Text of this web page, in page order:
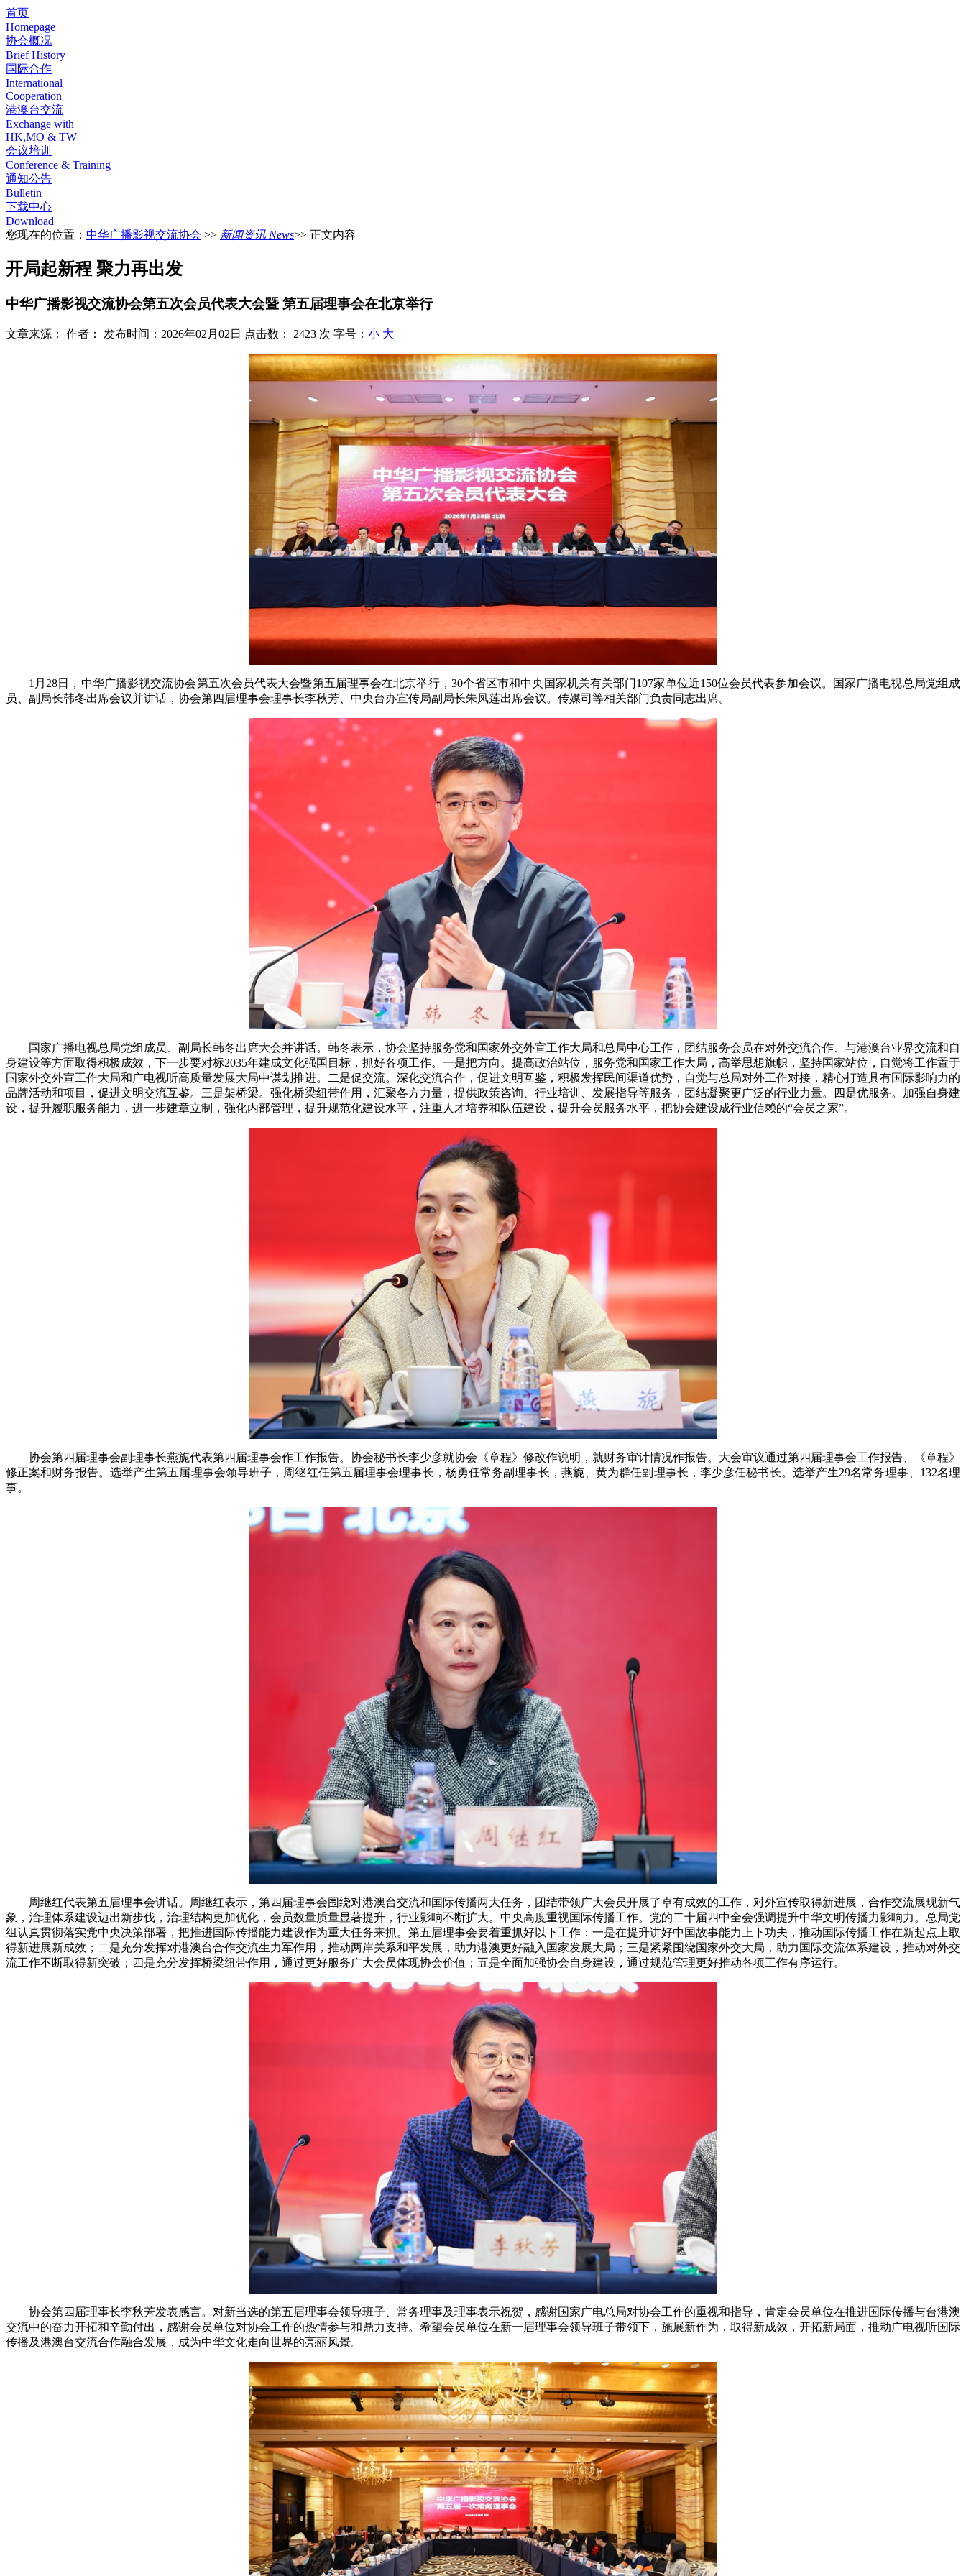
首页
Homepage
协会概况
Brief History
国际合作
International
Cooperation
港澳台交流
Exchange with
HK,MO & TW
会议培训
Conference & Training
通知公告
Bulletin
下载中心
Download
您现在的位置： 中华广播影视交流协会 >> 新闻资讯 News>> 正文内容
开局起新程 聚力再出发
中华广播影视交流协会第五次会员代表大会暨 第五届理事会在北京举行
文章来源： 作者： 发布时间：2026年02月02日 点击数： 2423 次 字号： 小 大
1月28日，中华广播影视交流协会第五次会员代表大会暨第五届理事会在北京举行，30个省区市和中央国家机关有关部门107家单位近150位会员代表参加会议。国家广播电视总局党组成
员、副局长韩冬出席会议并讲话，协会第四届理事会理事长李秋芳、中央台办宣传局副局长朱凤莲出席会议。传媒司等相关部门负责同志出席。
国家广播电视总局党组成员、副局长韩冬出席大会并讲话。韩冬表示，协会坚持服务党和国家外交外宣工作大局和总局中心工作，团结服务会员在对外交流合作、与港澳台业界交流和自
身建设等方面取得积极成效，下一步要对标2035年建成文化强国目标，抓好各项工作。一是把方向。提高政治站位，服务党和国家工作大局，高举思想旗帜，坚持国家站位，自觉将工作置于
国家外交外宣工作大局和广电视听高质量发展大局中谋划推进。二是促交流。深化交流合作，促进文明互鉴，积极发挥民间渠道优势，自觉与总局对外工作对接，精心打造具有国际影响力的
品牌活动和项目，促进文明交流互鉴。三是架桥梁。强化桥梁纽带作用，汇聚各方力量，提供政策咨询、行业培训、发展指导等服务，团结凝聚更广泛的行业力量。四是优服务。加强自身建
设，提升履职服务能力，进一步建章立制，强化内部管理，提升规范化建设水平，注重人才培养和队伍建设，提升会员服务水平，把协会建设成行业信赖的“会员之家”。
协会第四届理事会副理事长燕旎代表第四届理事会作工作报告。协会秘书长李少彦就协会《章程》修改作说明，就财务审计情况作报告。大会审议通过第四届理事会工作报告、《章程》
修正案和财务报告。选举产生第五届理事会领导班子，周继红任第五届理事会理事长，杨勇任常务副理事长，燕旎、黄为群任副理事长，李少彦任秘书长。选举产生29名常务理事、132名理
事。
周继红代表第五届理事会讲话。周继红表示，第四届理事会围绕对港澳台交流和国际传播两大任务，团结带领广大会员开展了卓有成效的工作，对外宣传取得新进展，合作交流展现新气
象，治理体系建设迈出新步伐，治理结构更加优化，会员数量质量显著提升，行业影响不断扩大。中央高度重视国际传播工作。党的二十届四中全会强调提升中华文明传播力影响力。总局党
组认真贯彻落实党中央决策部署，把推进国际传播能力建设作为重大任务来抓。第五届理事会要着重抓好以下工作：一是在提升讲好中国故事能力上下功夫，推动国际传播工作在新起点上取
得新进展新成效；二是充分发挥对港澳台合作交流生力军作用，推动两岸关系和平发展，助力港澳更好融入国家发展大局；三是紧紧围绕国家外交大局，助力国际交流体系建设，推动对外交
流工作不断取得新突破；四是充分发挥桥梁纽带作用，通过更好服务广大会员体现协会价值；五是全面加强协会自身建设，通过规范管理更好推动各项工作有序运行。
协会第四届理事长李秋芳发表感言。对新当选的第五届理事会领导班子、常务理事及理事表示祝贺，感谢国家广电总局对协会工作的重视和指导，肯定会员单位在推进国际传播与台港澳
交流中的奋力开拓和辛勤付出，感谢会员单位对协会工作的热情参与和鼎力支持。希望会员单位在新一届理事会领导班子带领下，施展新作为，取得新成效，开拓新局面，推动广电视听国际
传播及港澳台交流合作融合发展，成为中华文化走向世界的亮丽风景。